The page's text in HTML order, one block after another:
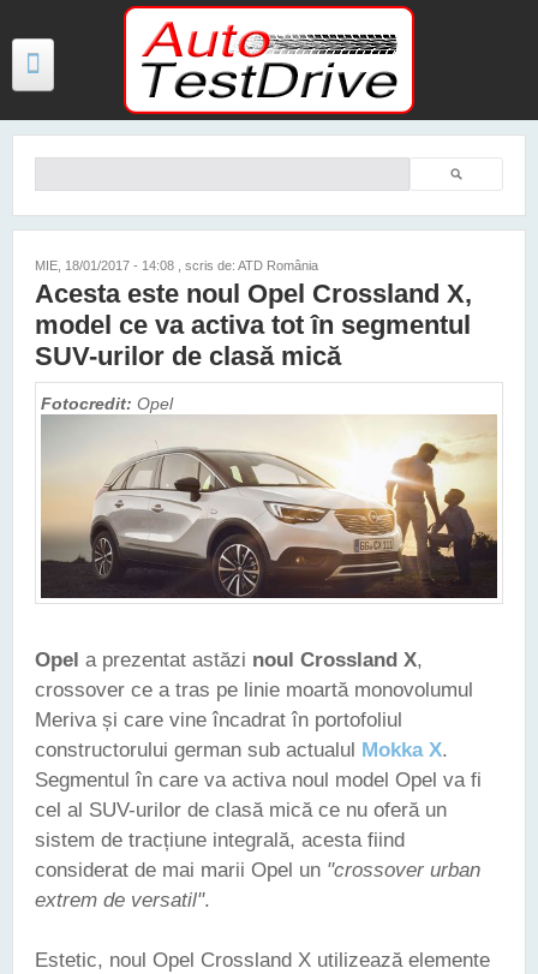
Mergi la conţinutul principal
TESTE
FOTO
VIDEO
PREȚURI MODELE NOI
MAȘINI ELECTRICE ȘI HIBRID
CONTACT
Căutare
MIE, 18/01/2017 - 14:08 , scris de: ATD România
Acesta este noul Opel Crossland X,
model ce va activa tot în segmentul
SUV-urilor de clasă mică
Fotocredit: Opel
Opel a prezentat astăzi noul Crossland X,
crossover ce a tras pe linie moartă monovolumul
Meriva și care vine încadrat în portofoliul
constructorului german sub actualul Mokka X.
Segmentul în care va activa noul model Opel va fi
cel al SUV-urilor de clasă mică ce nu oferă un
sistem de tracțiune integrală, acesta fiind
considerat de mai marii Opel un "crossover urban
extrem de versatil".
Estetic, noul Opel Crossland X utilizează elemente